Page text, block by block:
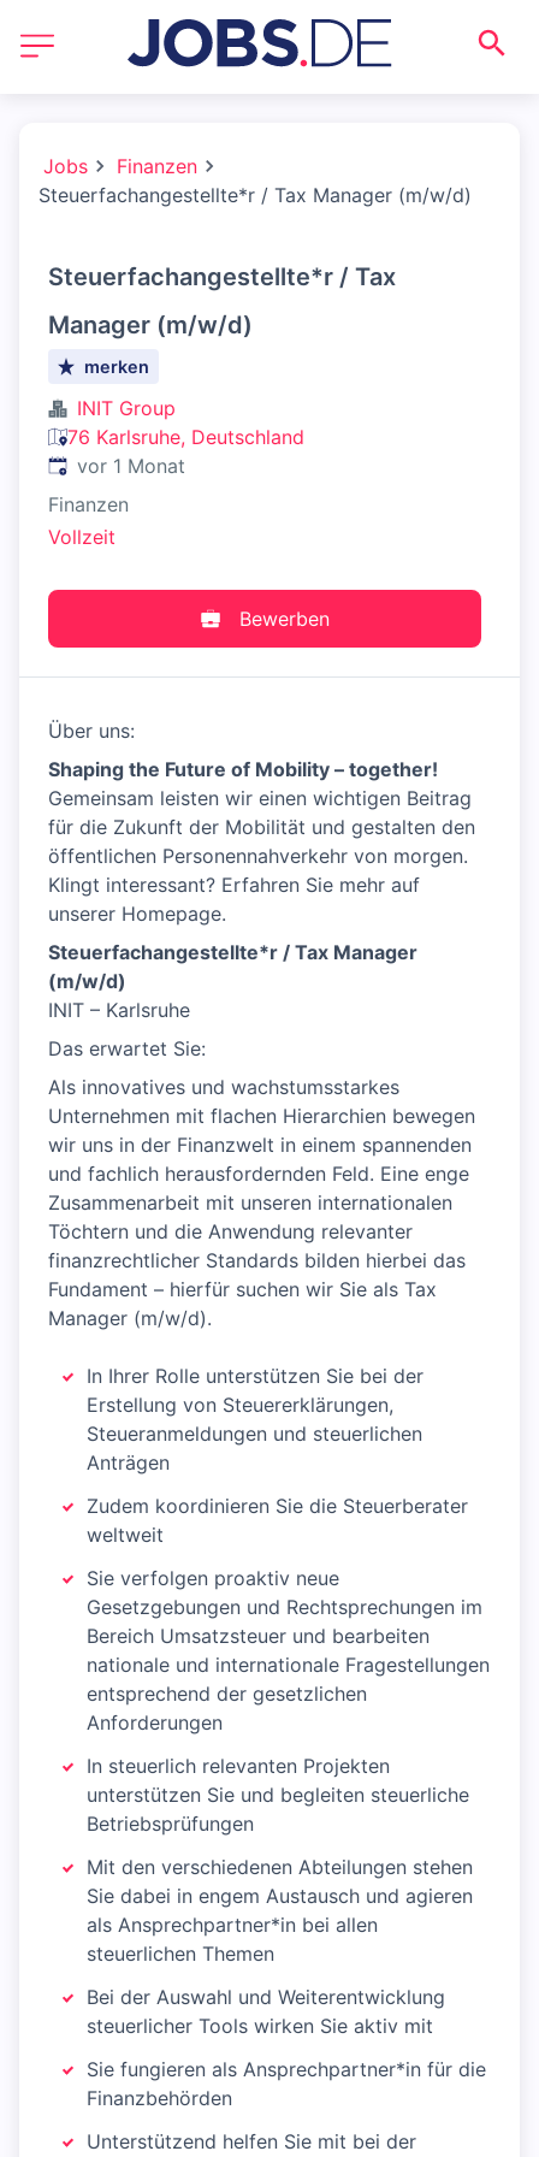
Jobs
Finanzen
Steuerfachangestellte*r / Tax Manager (m/w/d)
Steuerfachangestellte*r / Tax
Manager (m/w/d)
merken
INIT Group
76 Karlsruhe, Deutschland
Veröffentlicht:
vor 1 Monat
Finanzen
Vollzeit
Bewerben
Über uns:
Shaping the Future of Mobility – together!
Gemeinsam leisten wir einen wichtigen Beitrag
für die Zukunft der Mobilität und gestalten den
öffentlichen Personennahverkehr von morgen.
Klingt interessant? Erfahren Sie mehr auf
unserer Homepage.
Steuerfachangestellte*r / Tax Manager
(m/w/d)
INIT – Karlsruhe
Das erwartet Sie:
Als innovatives und wachstumsstarkes
Unternehmen mit flachen Hierarchien bewegen
wir uns in der Finanzwelt in einem spannenden
und fachlich herausfordernden Feld. Eine enge
Zusammenarbeit mit unseren internationalen
Töchtern und die Anwendung relevanter
finanzrechtlicher Standards bilden hierbei das
Fundament – hierfür suchen wir Sie als Tax
Manager (m/w/d).
In Ihrer Rolle unterstützen Sie bei der
Erstellung von Steuererklärungen,
Steueranmeldungen und steuerlichen
Anträgen
Zudem koordinieren Sie die Steuerberater
weltweit
Sie verfolgen proaktiv neue
Gesetzgebungen und Rechtsprechungen im
Bereich Umsatzsteuer und bearbeiten
nationale und internationale Fragestellungen
entsprechend der gesetzlichen
Anforderungen
In steuerlich relevanten Projekten
unterstützen Sie und begleiten steuerliche
Betriebsprüfungen
Mit den verschiedenen Abteilungen stehen
Sie dabei in engem Austausch und agieren
als Ansprechpartner*in bei allen
steuerlichen Themen
Bei der Auswahl und Weiterentwicklung
steuerlicher Tools wirken Sie aktiv mit
Sie fungieren als Ansprechpartner*in für die
Finanzbehörden
Unterstützend helfen Sie mit bei der